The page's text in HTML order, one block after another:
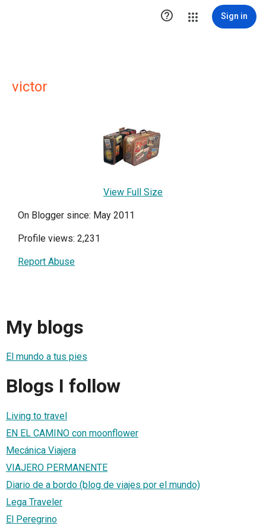
 Sign in
victor
View Full Size
On Blogger since: May 2011
Profile views: 2,231
Report Abuse
My blogs
El mundo a tus pies
Blogs I follow
Living to travel
EN EL CAMINO con moonflower
Mecánica Viajera
VIAJERO PERMANENTE
Diario de a bordo (blog de viajes por el mundo)
Lega Traveler
El Peregrino